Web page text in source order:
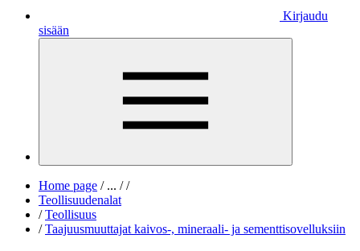
Kirjaudu
sisään
Home page /... / /
Teollisuudenalat
/ Teollisuus
/ Taajuusmuuttajat kaivos-, mineraali- ja sementtisovelluksiin